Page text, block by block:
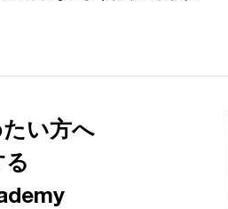
い方へ